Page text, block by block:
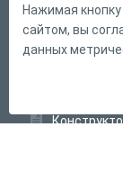
Справка
Форма
Нажимая
сайтом, вы
данных